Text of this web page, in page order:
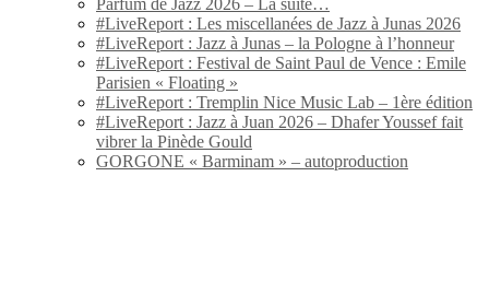
Parfum de Jazz 2026 – La suite…
#LiveReport : Les miscellanées de Jazz à Junas 2026
#LiveReport : Jazz à Junas – la Pologne à l’honneur
#LiveReport : Festival de Saint Paul de Vence : Emile
Parisien « Floating »
#LiveReport : Tremplin Nice Music Lab – 1ère édition
#LiveReport : Jazz à Juan 2026 – Dhafer Youssef fait
vibrer la Pinède Gould
GORGONE « Barminam » – autoproduction